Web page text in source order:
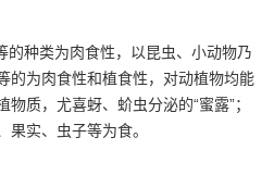
种类为肉食性，以昆虫、小动物乃
的为肉食性和植食性，对动植物均能
质，尤喜蚜、蚧虫分泌的“蜜露”；
实、虫子等为食。